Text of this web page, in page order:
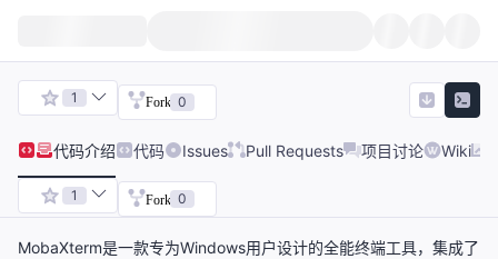
1 Fork 0
代码介绍 代码 Issues Pull Requests 项目讨论 Wiki
1 Fork 0
MobaXterm是一款专为Windows用户设计的全能终端工具，集成了